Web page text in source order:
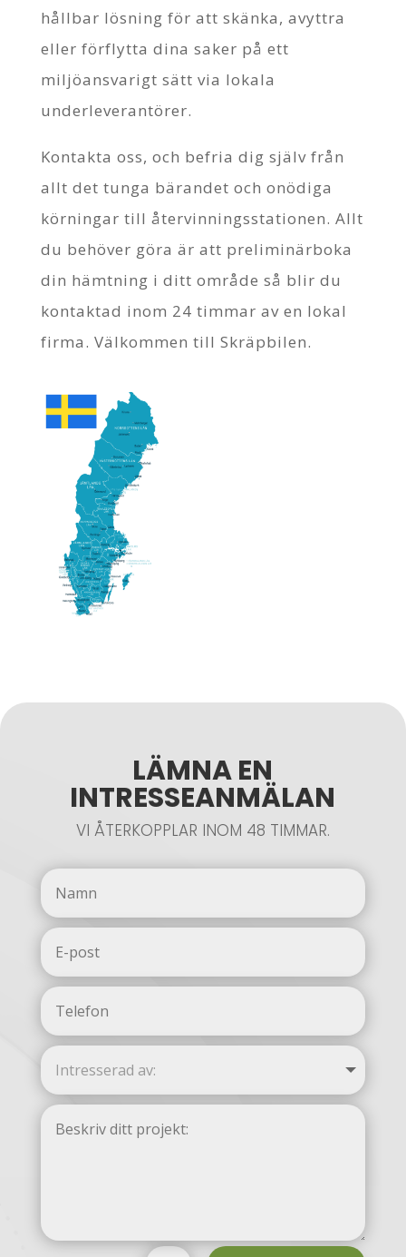
hållbar lösning för att skänka, avyttra
eller förflytta dina saker på ett
miljöansvarigt sätt via lokala
underleverantörer.
Kontakta oss, och befria dig själv från
allt det tunga bärandet och onödiga
körningar till återvinningsstationen. Allt
du behöver göra är att preliminärboka
din hämtning i ditt område så blir du
kontaktad inom 24 timmar av en lokal
firma. Välkommen till Skräpbilen.
LÄMNA EN
INTRESSEANMÄLAN
VI ÅTERKOPPLAR INOM 48 TIMMAR.